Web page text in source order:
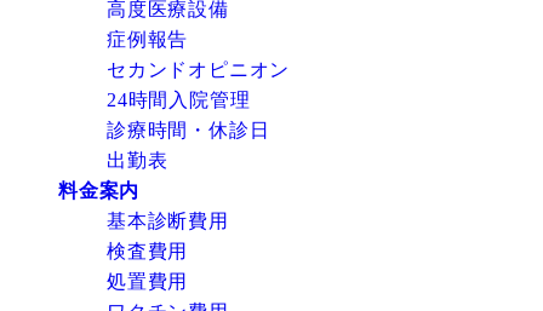
高度医療設備
症例報告
セカンドオピニオン
24時間入院管理
診療時間・休診日
出勤表
料金案内
基本診断費用
検査費用
処置費用